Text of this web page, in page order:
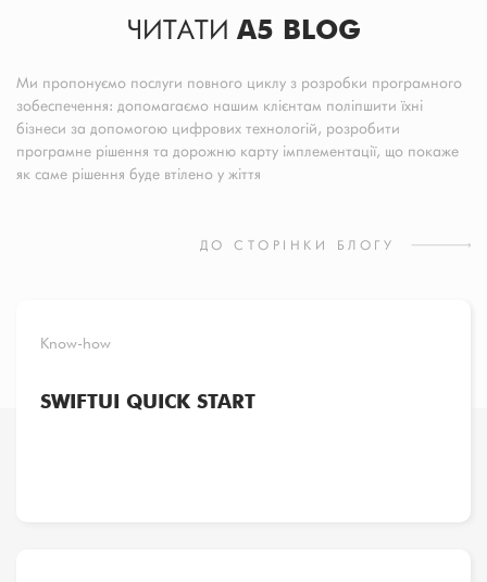
ЧИТАТИ A5 BLOG
Ми пропонуємо послуги повного циклу з розробки програмного
зобеспечення: допомагаємо нашим клієнтам поліпшити їхні
бізнеси за допомогою цифрових технологій, розробити
програмне рішення та дорожню карту імплементації, що покаже
як саме рішення буде втілено у жіття
ДО СТОРІНКИ БЛОГУ
Know-how
SWIFTUI QUICK START